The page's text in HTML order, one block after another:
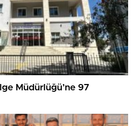
Müdürlüğü’ne 97